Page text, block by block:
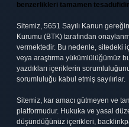
benzerlikleri tamamen
Sitemiz, 5651 Sayılı Kanun
Kurumu (BTK) tarafından
vermektedir. Bu nedenle, sitedeki
veya araştırma yükümlülüğümüz
yazdıkları içeriklerin
sorumluluğu kabul etmiş sayılırlar.
Sitemiz, kar amacı gütmeyen ve
platformudur. Hukuka ve yasal
düşündüğünüz içerikleri,